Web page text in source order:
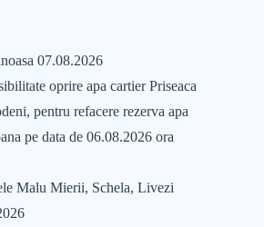
07.08.2026
oprire apa cartier Priseaca
pentru refacere rezerva apa
pe data de 06.08.2026 ora
Malu Mierii, Schela, Livezi